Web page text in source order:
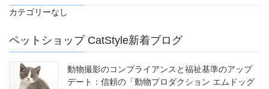
カテゴリーなし
ペットショップ CatStyle新着ブログ
動物撮影のコンプライアンスと福祉基準のアップ
デート：信頼の「動物プロダクション エムドッグ